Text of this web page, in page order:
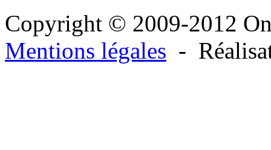
Copyright © 2009-2012
Mentions légales -